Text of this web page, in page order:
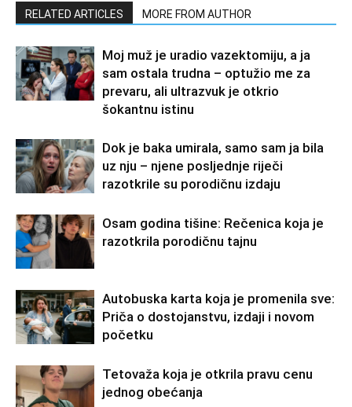
RELATED ARTICLES MORE FROM AUTHOR
Moj muž je uradio vazektomiju, a ja
sam ostala trudna – optužio me za
prevaru, ali ultrazvuk je otkrio
šokantnu istinu
Dok je baka umirala, samo sam ja bila
uz nju – njene posljednje riječi
razotkrile su porodičnu izdaju
Osam godina tišine: Rečenica koja je
razotkrila porodičnu tajnu
Autobuska karta koja je promenila sve:
Priča o dostojanstvu, izdaji i novom
početku
Tetovaža koja je otkrila pravu cenu
jednog obećanja